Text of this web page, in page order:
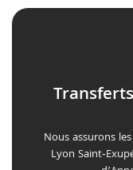
Nous assurons
Lyon